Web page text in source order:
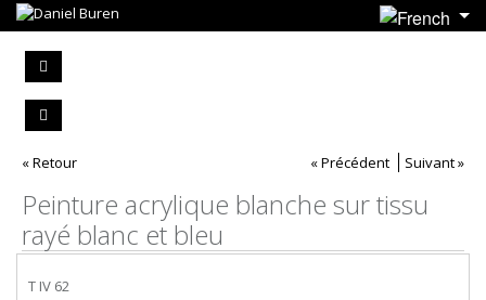
« Retour « Précédent Suivant »
Peinture acrylique blanche sur tissu
rayé blanc et bleu
T IV 62